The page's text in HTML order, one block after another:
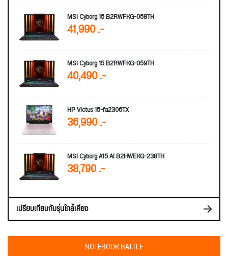
MSI Cyborg 15 B2RWFKG-058TH
41,990 .-
MSI Cyborg 15 B2RWFKG-059TH
40,490 .-
HP Victus 15-fa2306TX
36,990 .-
MSI Cyborg A15 AI B2HWEKG-238TH
38,790 .-
เปรียบเทียบกับรุ่นใกล้เคียง
NOTEBOOK BATTLE